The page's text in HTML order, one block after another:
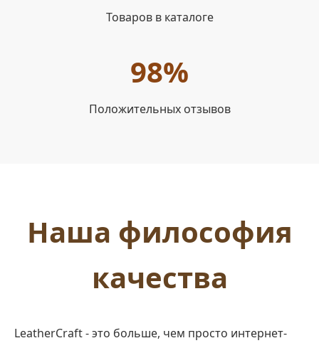
Товаров в каталоге
98%
Положительных отзывов
Наша философия
качества
LeatherCraft - это больше, чем просто интернет-